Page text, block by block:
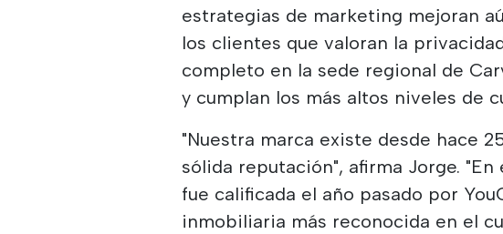
estrategias de marketing mejoran
los clientes que valoran la
completo en la sede regional de
y cumplan los más altos niveles de
"Nuestra marca existe desde hace
sólida reputación", afirma Jorge.
fue calificada el año pasado por
inmobiliaria más reconocida en el